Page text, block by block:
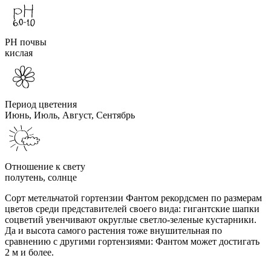
PH почвы
кислая
Период цветения
Июнь, Июль, Август, Сентябрь
Отношение к свету
полутень, солнце
Сорт метельчатой гортензии Фантом рекордсмен по размерам
цветов среди представителей своего вида: гигантские шапки
соцветий увенчивают округлые светло-зеленые кустарники.
Да и высота самого растения тоже внушительная по
сравнению с другими гортензиями: Фантом может достигать
2 м и более.